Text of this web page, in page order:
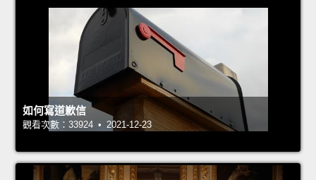
如何寫道歉信
觀看次數：33924 • 2021-12-23